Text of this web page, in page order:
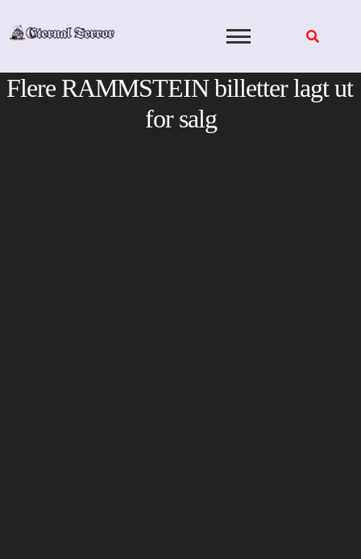
Flere RAMMSTEIN billetter lagt ut
for salg